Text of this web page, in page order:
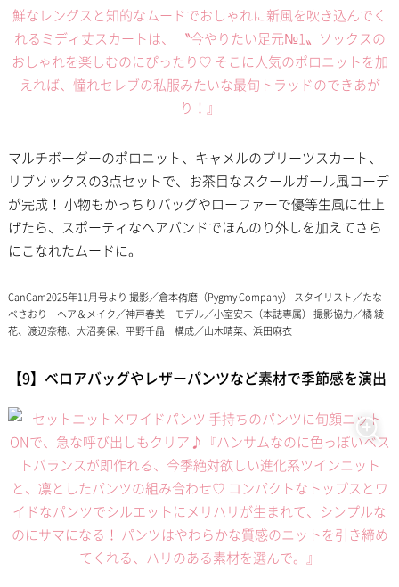
マルチボーダーのポロニット、キャメルのプリーツスカート、
リブソックスの3点セットで、お茶目なスクールガール風コーデ
が完成！ 小物もかっちりバッグやローファーで優等生風に仕上
げたら、スポーティなヘアバンドでほんのり外しを加えてさら
にこなれたムードに。
CanCam2025年11月号より 撮影／倉本侑磨（Pygmy Company） スタイリスト／たな
べさおり ヘア＆メイク／神戸春美 モデル／小室安未（本誌専属） 撮影協力／橘 綾
花、渡辺奈穂、大沼奏保、平野千晶 構成／山木晴菜、浜田麻衣
【9】ベロアバッグやレザーパンツなど素材で季節感を演出